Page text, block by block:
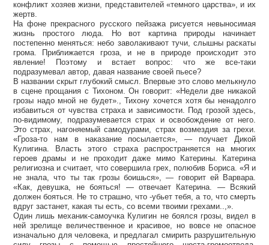
конфликт хозяев жизни, представителей «темного царства», и их
жертв.
На фоне прекрасного русского пейзажа рисуется невыносимая
жизнь простого люда. Но вот картина природы начинает
постепенно меняться: небо заволакивают тучи, слышны раскаты
грома. Приближается гроза, и не в природе происходит это
явление! Поэтому и встает вопрос: что же все-таки
подразумевал автор, давая название своей пьесе?
В названии скрыт глубокий смысл. Впервые это слово мелькнуло
в сцене прощания с Тихоном. Он говорит: «Недели две никакой
грозы надо мной не будет»., Тихону хочется хотя бы ненадолго
избавиться от чувства страха и зависимости. Под грозой здесь,
по-видимому, подразумевается страх и освобождение от него.
Это страх, нагоняемый самодурами, страх возмездия за грехи.
«Гроза-то нам в наказание посылается», — поучает Дикой
Кулигина. Власть этого страха распространяется на многих
героев драмы и не проходит даже мимо Катерины. Катерина
религиозна и считает, что совершила грех, полюбив Бориса. «Я и
не знала, что ты так грозы боишься», — говорит ей Варвара.
«Как, девушка, не бояться! — отвечает Катерина. — Всякий
должен бояться. Не то страшно, что -убьет тебя, а то, что смерть
вдруг застанет, какая ты есть, со всеми твоими грехами..,».
Один лишь механик-самоучка Кулигин не боялся грозы, видел в
ней зрелище величественное и красивое, но вовсе не опасное
изначально для человека, и предлагал смирить разрушительную